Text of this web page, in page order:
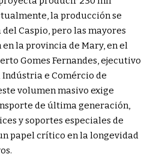
la producción se
Caspio, pero las mayores
la provincia de Mary, en el
Gomes Fernandes, ejecutivo
e Comércio de
volumen masivo exige
de última generación,
y soportes especiales de
papel crítico en la longevidad